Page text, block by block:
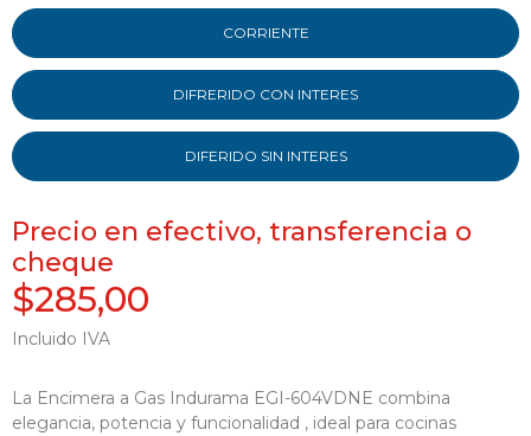
CORRIENTE
DIFRERIDO CON INTERES
DIFERIDO SIN INTERES
Precio en efectivo, transferencia o
cheque
$285,00
Incluido IVA
La Encimera a Gas Indurama EGI-604VDNE combina
elegancia, potencia y funcionalidad , ideal para cocinas